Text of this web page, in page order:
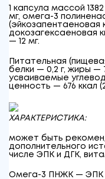
1 капсула массой
мг, омега-3
(эйкозапентаеновая
докозагексаеновая
— 12 мг.
Питательная
белки — 0,2 г, жиры —
усваиваемые
ценность — 676 ккал
ХАРАКТЕРИСТИКА:
может быть
дополнительного
числе ЭПК и ДГК,
Омега-3 ПНЖК — ЭПК